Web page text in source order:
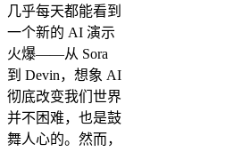
几乎每天都能看到
一个新的 AI 演示
火爆——从 Sora
到 Devin，想象 AI
彻底改变我们世界
并不困难，也是鼓
舞人心的。然而，